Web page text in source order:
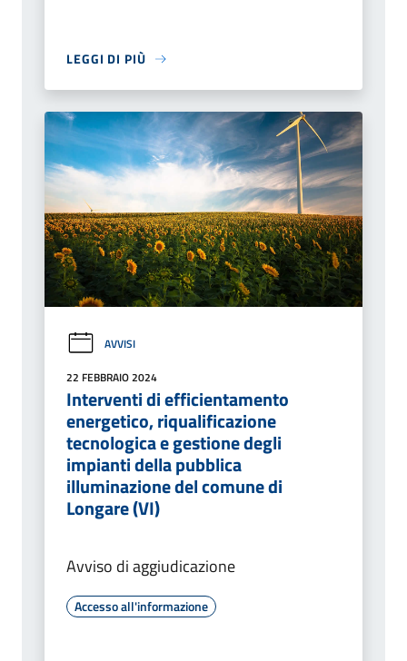
LEGGI DI PIÙ
AVVISI
22 FEBBRAIO 2024
Interventi di efficientamento
energetico, riqualificazione
tecnologica e gestione degli
impianti della pubblica
illuminazione del comune di
Longare (VI)
Avviso di aggiudicazione
Accesso all'informazione